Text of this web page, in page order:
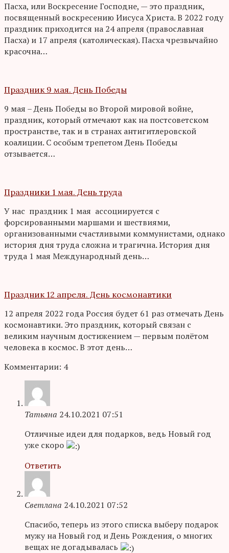
Пасха, или Воскресение Господне, — это праздник,
посвященный воскресению Иисуса Христа. В 2022 году
праздник приходится на 24 апреля (православная
Пасха) и 17 апреля (католическая). Пасха чрезвычайно
красочна…
Праздник 9 мая. День Победы
9 мая – День Победы во Второй мировой войне,
праздник, который отмечают как на постсоветском
пространстве, так и в странах антигитлеровской
коалиции. С особым трепетом День Победы
отзывается…
Праздники 1 мая. День труда
У нас праздник 1 мая ассоциируется с
форсированными маршами и шествиями,
организованными счастливыми коммунистами, однако
история дня труда сложна и трагична. История дня
труда 1 мая Международный день…
Праздник 12 апреля. День космонавтики
12 апреля 2022 года Россия будет 61 раз отмечать День
космонавтики. Это праздник, который связан с
великим научным достижением — первым полётом
человека в космос. В этот день…
Комментарии: 4
Татьяна 24.10.2021 07:51
Отличные идеи для подарков, ведь Новый год
уже скоро
Ответить
Светлана 24.10.2021 07:52
Спасибо, теперь из этого списка выберу подарок
мужу на Новый год и День Рождения, о многих
вещах не догадывалась